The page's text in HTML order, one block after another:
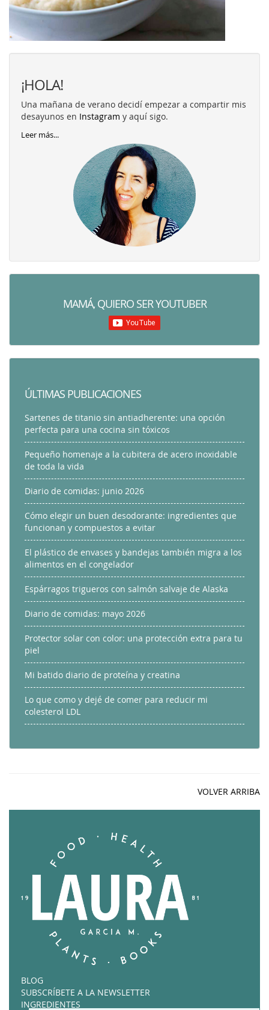
¡HOLA!
Una mañana de verano decidí empezar a compartir mis
desayunos en Instagram y aquí sigo.
Leer más...
MAMÁ, QUIERO SER YOUTUBER
ÚLTIMAS PUBLICACIONES
Sartenes de titanio sin antiadherente: una opción
perfecta para una cocina sin tóxicos
Pequeño homenaje a la cubitera de acero inoxidable
de toda la vida
Diario de comidas: junio 2026
Cómo elegir un buen desodorante: ingredientes que
funcionan y compuestos a evitar
El plástico de envases y bandejas también migra a los
alimentos en el congelador
Espárragos trigueros con salmón salvaje de Alaska
Diario de comidas: mayo 2026
Protector solar con color: una protección extra para tu
piel
Mi batido diario de proteína y creatina
Lo que como y dejé de comer para reducir mi
colesterol LDL
VOLVER ARRIBA
BLOG
SUBSCRÍBETE A LA NEWSLETTER
INGREDIENTES